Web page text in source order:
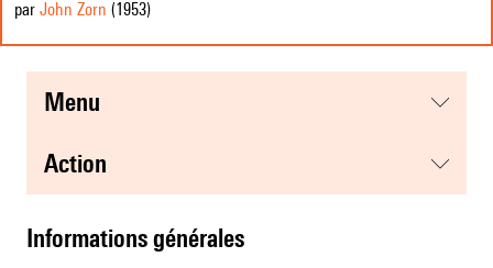
par John Zorn (1953)
menu
action
informations générales